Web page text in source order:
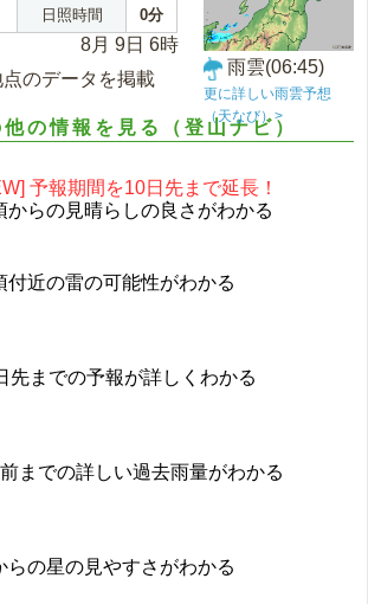
日照時間 0分
8月 9日 6時
のデータを掲載
雨雲(06:45)
更に詳しい雨雲予想
（天なび）>
の情報を見る（登山ナビ）
予報期間を10日先まで延長！
からの見晴らしの良さがわかる
付近の雷の可能性がわかる
先までの予報が詳しくわかる
までの詳しい過去雨量がわかる
らの星の見やすさがわかる